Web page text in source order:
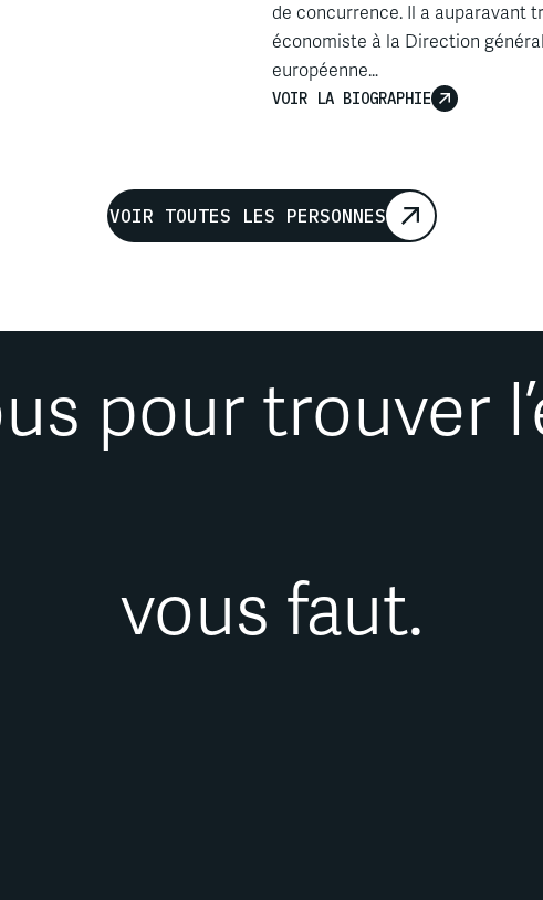
de concurrence. Il a auparavant
économiste à la Direction
européenne…
VOIR LA BIOGRAPHIE
VOIR TOUTES LES PERSONNES
pour trouver
vous faut.